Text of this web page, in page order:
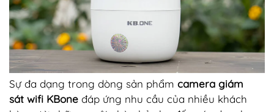
Sự đa dạng trong dòng sản phẩm camera giám
sát wifi KBone đáp ứng nhu cầu của nhiều khách